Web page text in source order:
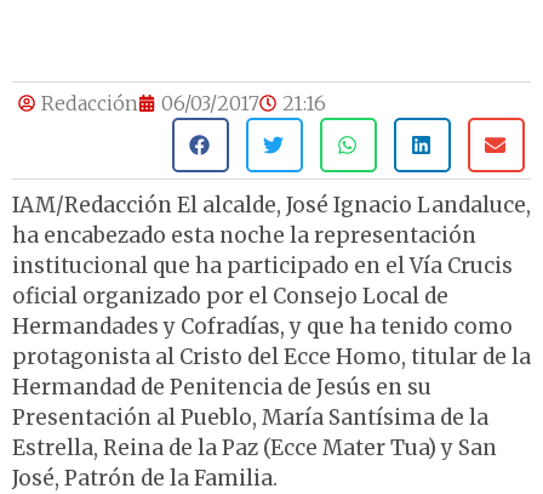
Redacción 06/03/2017 21:16
IAM/Redacción El alcalde, José Ignacio Landaluce,
ha encabezado esta noche la representación
institucional que ha participado en el Vía Crucis
oficial organizado por el Consejo Local de
Hermandades y Cofradías, y que ha tenido como
protagonista al Cristo del Ecce Homo, titular de la
Hermandad de Penitencia de Jesús en su
Presentación al Pueblo, María Santísima de la
Estrella, Reina de la Paz (Ecce Mater Tua) y San
José, Patrón de la Familia.